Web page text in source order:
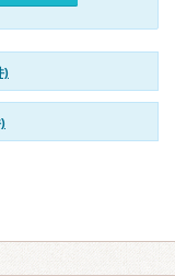
)